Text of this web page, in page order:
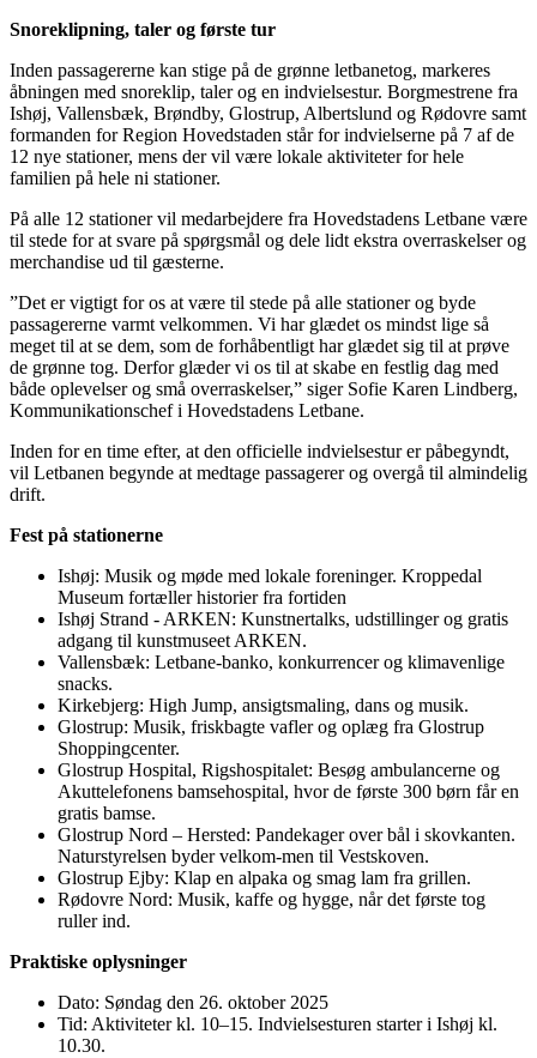
Snoreklipning, taler og første tur
Inden passagererne kan stige på de grønne letbanetog, markeres
åbningen med snoreklip, taler og en indvielsestur. Borgmestrene fra
Ishøj, Vallensbæk, Brøndby, Glostrup, Albertslund og Rødovre samt
formanden for Region Hovedstaden står for indvielserne på 7 af de
12 nye stationer, mens der vil være lokale aktiviteter for hele
familien på hele ni stationer.
På alle 12 stationer vil medarbejdere fra Hovedstadens Letbane være
til stede for at svare på spørgsmål og dele lidt ekstra overraskelser og
merchandise ud til gæsterne.
”Det er vigtigt for os at være til stede på alle stationer og byde
passagererne varmt velkommen. Vi har glædet os mindst lige så
meget til at se dem, som de forhåbentligt har glædet sig til at prøve
de grønne tog. Derfor glæder vi os til at skabe en festlig dag med
både oplevelser og små overraskelser,” siger Sofie Karen Lindberg,
Kommunikationschef i Hovedstadens Letbane.
Inden for en time efter, at den officielle indvielsestur er påbegyndt,
vil Letbanen begynde at medtage passagerer og overgå til almindelig
drift.
Fest på stationerne
Ishøj: Musik og møde med lokale foreninger. Kroppedal
Museum fortæller historier fra fortiden
Ishøj Strand - ARKEN: Kunstnertalks, udstillinger og gratis
adgang til kunstmuseet ARKEN.
Vallensbæk: Letbane-banko, konkurrencer og klimavenlige
snacks.
Kirkebjerg: High Jump, ansigtsmaling, dans og musik.
Glostrup: Musik, friskbagte vafler og oplæg fra Glostrup
Shoppingcenter.
Glostrup Hospital, Rigshospitalet: Besøg ambulancerne og
Akuttelefonens bamsehospital, hvor de første 300 børn får en
gratis bamse.
Glostrup Nord – Hersted: Pandekager over bål i skovkanten.
Naturstyrelsen byder velkom-men til Vestskoven.
Glostrup Ejby: Klap en alpaka og smag lam fra grillen.
Rødovre Nord: Musik, kaffe og hygge, når det første tog
ruller ind.
Praktiske oplysninger
Dato: Søndag den 26. oktober 2025
Tid: Aktiviteter kl. 10–15. Indvielsesturen starter i Ishøj kl.
10.30.